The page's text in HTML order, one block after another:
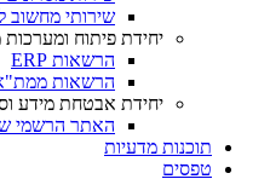
שירותי מחשוב
יחידת פיתוח ומערכות
הרשאות ERP
הרשאות
יחידת אבטחת מידע
האתר הרשמי
תוכנות מדעיות
טפסים